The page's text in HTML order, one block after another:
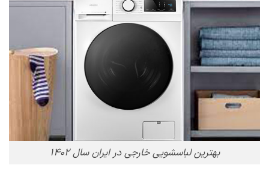
بهترین لباسشویی خارجی در ایران سال ۱۴۰۲